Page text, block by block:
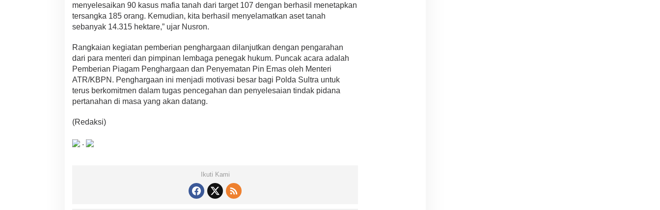
menyelesaikan 90 kasus mafia tanah dari target 107 dengan berhasil menetapkan
tersangka 185 orang. Kemudian, kita berhasil menyelamatkan aset tanah
sebanyak 14.315 hektare,” ujar Nusron.
Rangkaian kegiatan pemberian penghargaan dilanjutkan dengan pengarahan
dari para menteri dan pimpinan lembaga penegak hukum. Puncak acara adalah
Pemberian Piagam Penghargaan dan Penyematan Pin Emas oleh Menteri
ATR/KBPN. Penghargaan ini menjadi motivasi besar bagi Polda Sultra untuk
terus berkomitmen dalam tugas pencegahan dan penyelesaian tindak pidana
pertanahan di masa yang akan datang.
(Redaksi)
.
Ikuti Kami